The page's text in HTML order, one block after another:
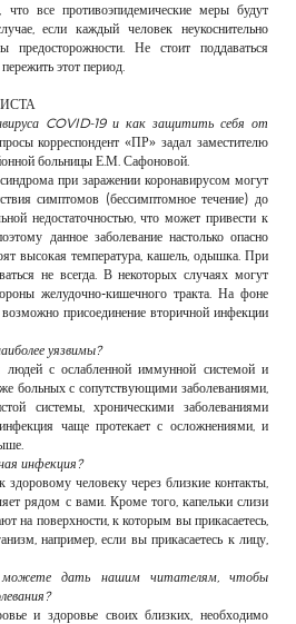
все противоэпидемические меры будут
если каждый человек неукоснительно
предосторожности. Не стоит поддаваться
этот период.
COVID-19 и как защитить себя от
корреспондент «ПР» задал заместителю
больницы Е.М. Сафоновой.
при заражении коронавирусом могут
симптомов (бессимптомное течение) до
недостаточностью, что может привести к
данное заболевание настолько опасно
высокая температура, кашель, одышка. При
не всегда. В некоторых случаях могут
желудочно-кишечного тракта. На фоне
возможно присоединение вторичной инфекции
уязвимы?
с ослабленной иммунной системой и
больных с сопутствующими заболеваниями,
системы, хроническими заболеваниями
чаще протекает с осложнениями, и
инфекция?
здоровому человеку через близкие контакты,
рядом с вами. Кроме того, капельки слизи
на поверхности, к которым вы прикасаетесь,
например, если вы прикасаетесь к лицу,
дать нашим читателям, чтобы
и здоровье своих близких, необходимо